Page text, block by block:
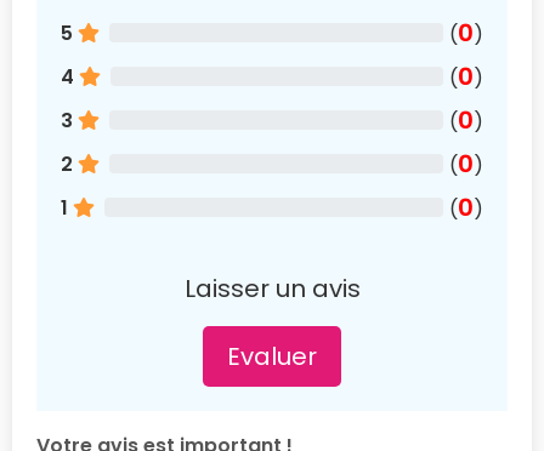
5 (0)
4
(0)
3
(0)
2
(0)
1
(0)
Laisser un avis
Evaluer